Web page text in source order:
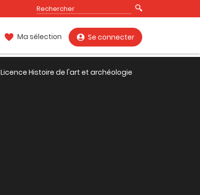
Ma sélection Se connecter
Licence Histoire de l'art et archéologie